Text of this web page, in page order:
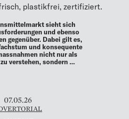
plastikfrei, zertifiziert.
sieht sich
und ebenso
gegenüber. Dabei gilt es,
und konsequente
nicht nur als
verstehen, sondern …
07.05.26